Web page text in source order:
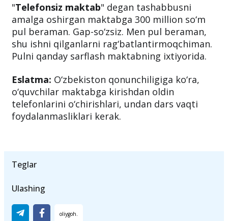
"Telefonsiz maktab" degan tashabbusni
amalga oshirgan maktabga 300 million so‘m
pul beraman. Gap-so‘zsiz. Men pul beraman,
shu ishni qilganlarni rag‘batlantirmoqchiman.
Pulni qanday sarflash maktabning ixtiyorida.
Eslatma: O‘zbekiston qonunchiligiga ko‘ra,
o‘quvchilar maktabga kirishdan oldin
telefonlarini o‘chirishlari, undan dars vaqti
foydalanmasliklari kerak.
Teglar
Ulashing